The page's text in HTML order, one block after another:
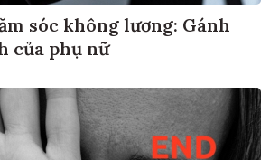
sóc không lương: Gánh
của phụ nữ